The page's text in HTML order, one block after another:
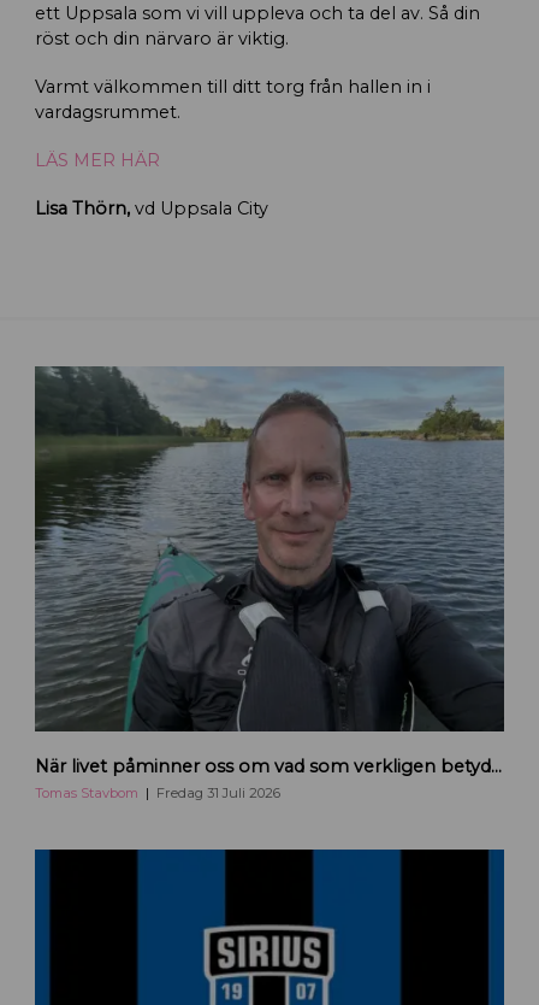
ett Uppsala som vi vill uppleva och ta del av. Så din
röst och din närvaro är viktig.
Varmt välkommen till ditt torg från hallen in i
vardagsrummet.
LÄS MER HÄR
Lisa Thörn, vd Uppsala City
a
n
När livet påminner oss om vad som verkligen betyder något
Tomas Stavbom Fredag 31 Juli 2026